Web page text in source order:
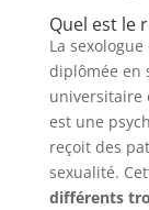
Quel est le
La
diplômée en
universitaire
est une
reçoit des
sexualité.
différents